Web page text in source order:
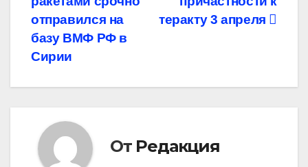
записям
теракту 3 апреля
отправился на
базу ВМФ РФ в
Сирии
От Редакция